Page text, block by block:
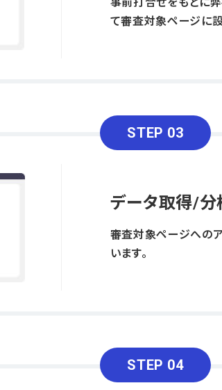
事前打合せをもとに
て審査対象ページに設
STEP 03
データ取得/分
審査対象ページへの
います。
STEP 04